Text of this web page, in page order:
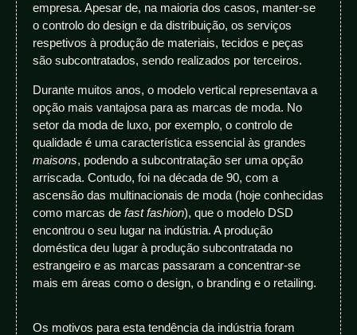
empresa. Apesar de, na maioria dos casos, manter-se
o controlo do design e da distribuição, os serviços
respetivos à produção de materiais, tecidos e peças
são subcontratados, sendo realizados por terceiros.
Durante muitos anos, o modelo vertical representava a
opção mais vantajosa para as marcas de moda. No
setor da moda de luxo, por exemplo, o controlo de
qualidade é uma característica essencial às grandes
maisons, podendo a subcontratação ser uma opção
arriscada. Contudo, foi na década de 90, com a
ascensão das multinacionais de moda (hoje conhecidas
como marcas de fast fashion), que o modelo DSD
encontrou o seu lugar na indústria. A produção
doméstica deu lugar à produção subcontratada no
estrangeiro e as marcas passaram a concentrar-se
mais em áreas como o design, o branding e o retailing.
Os motivos para esta tendência da indústria foram